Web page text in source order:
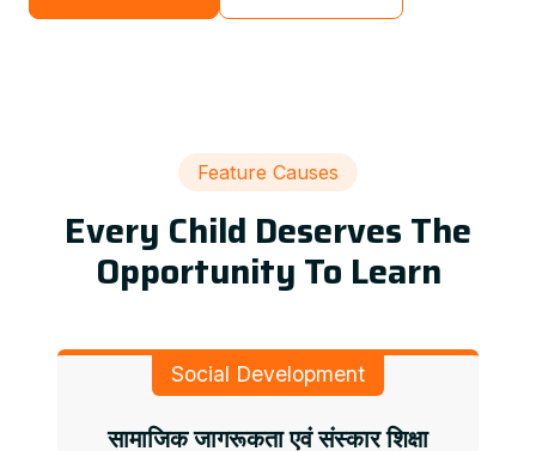
Feature Causes
Every Child Deserves The
Opportunity To Learn
Social Development
सामाजिक जागरूकता एवं संस्कार शिक्षा